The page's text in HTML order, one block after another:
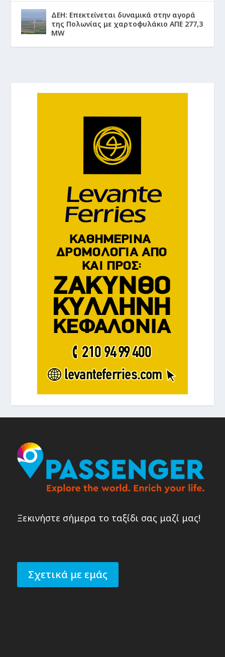
ΔΕΗ: Επεκτείνεται δυναμικά στην αγορά
της Πολωνίας με χαρτοφυλάκιο ΑΠΕ 277,3
MW
Ξεκινήστε σήμερα το ταξίδι σας μαζί μας!
Σχετικά με εμάς